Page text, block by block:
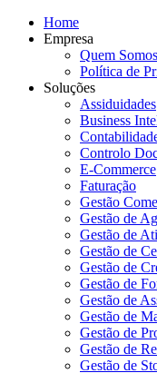
Home
Empresa
Quem Somos
Política de
Soluções
Assiduidades
Business
Controlo
E-Commerce
Faturação
Gestão
Gestão de
Gestão de
Gestão de
Gestão de
Gestão de
Gestão de
Gestão de
Gestão de
Gestão de
Gestão de